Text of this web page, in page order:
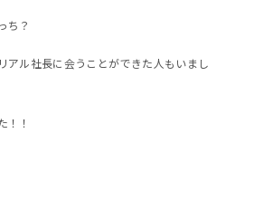
ち？
アル社長に会うことができた人もいまし
！！